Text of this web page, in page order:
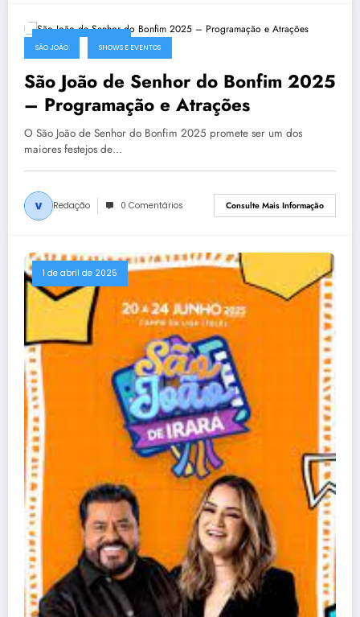
2 de abril de 2025
SÃO JOÃO SHOWS E EVENTOS
São João de Senhor do Bonfim 2025
– Programação e Atrações
O São João de Senhor do Bonfim 2025 promete ser um dos
maiores festejos de…
Redação 0 Comentários Consulte Mais Informação
1 de abril de 2025